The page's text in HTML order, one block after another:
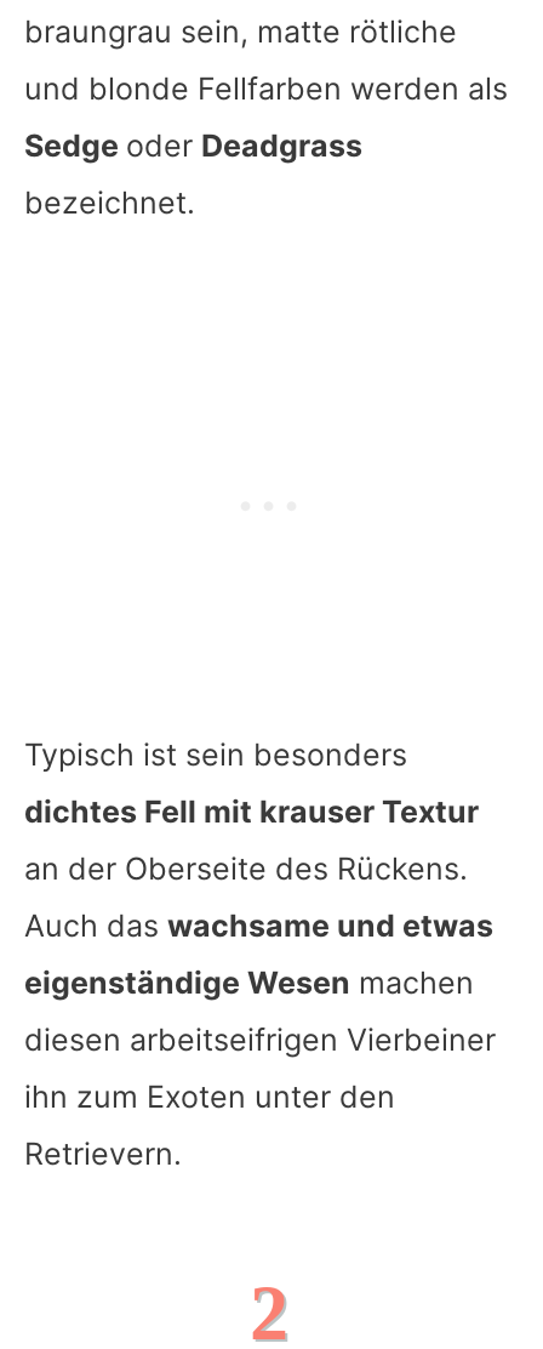
braungrau sein, matte rötliche
und blonde Fellfarben werden als
Sedge oder Deadgrass
bezeichnet.
Typisch ist sein besonders
dichtes Fell mit krauser Textur
an der Oberseite des Rückens.
Auch das wachsame und etwas
eigenständige Wesen machen
diesen arbeitseifrigen Vierbeiner
ihn zum Exoten unter den
Retrievern.
2